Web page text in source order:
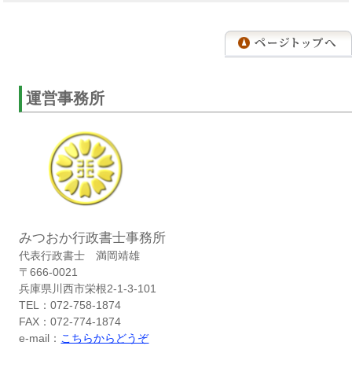
運営事務所
みつおか行政書士事務所
代表行政書士 満岡靖雄
〒666-0021
兵庫県川西市栄根2-1-3-101
TEL：072-758-1874
FAX：072-774-1874
e-mail： こちらからどうぞ